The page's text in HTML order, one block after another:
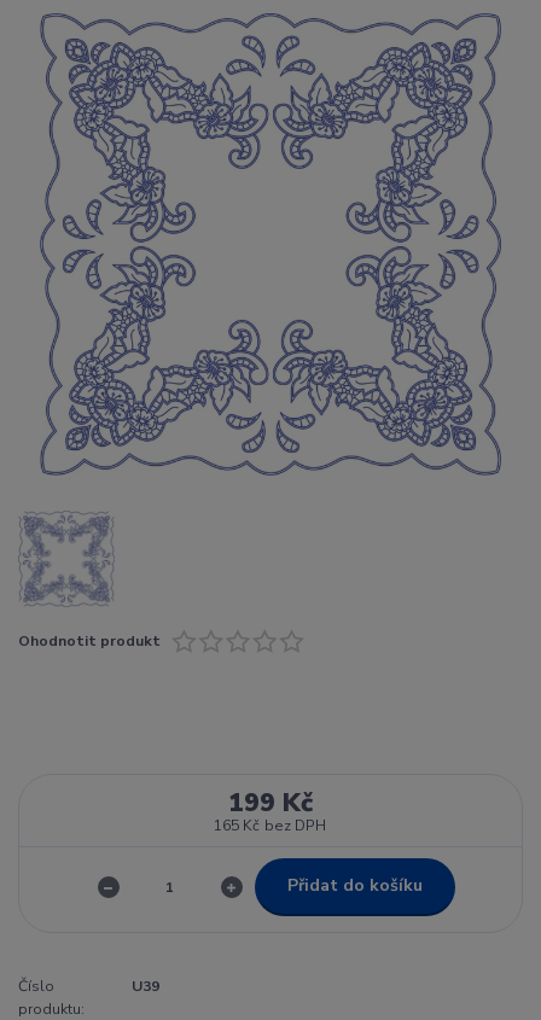
Ohodnotit produkt
199 Kč
165 Kč bez DPH
Přidat do košíku
Číslo
produktu:
U39